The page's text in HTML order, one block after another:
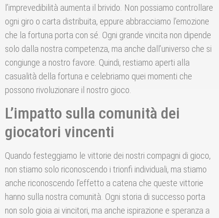
l’imprevedibilità aumenta il brivido. Non possiamo controllare
ogni giro o carta distribuita, eppure abbracciamo l’emozione
che la fortuna porta con sé. Ogni grande vincita non dipende
solo dalla nostra competenza, ma anche dall’universo che si
congiunge a nostro favore. Quindi, restiamo aperti alla
casualità della fortuna e celebriamo quei momenti che
possono rivoluzionare il nostro gioco.
L’impatto sulla comunità dei
giocatori vincenti
Quando festeggiamo le vittorie dei nostri compagni di gioco,
non stiamo solo riconoscendo i trionfi individuali, ma stiamo
anche riconoscendo l’effetto a catena che queste vittorie
hanno sulla nostra comunità. Ogni storia di successo porta
non solo gioia ai vincitori, ma anche ispirazione e speranza a